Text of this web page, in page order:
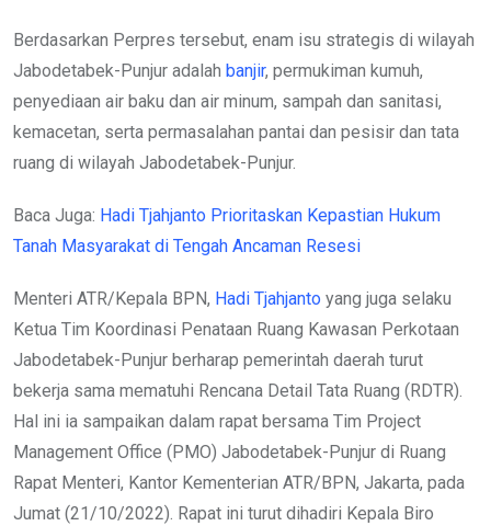
Berdasarkan Perpres tersebut, enam isu strategis di wilayah
Jabodetabek-Punjur adalah banjir, permukiman kumuh,
penyediaan air baku dan air minum, sampah dan sanitasi,
kemacetan, serta permasalahan pantai dan pesisir dan tata
ruang di wilayah Jabodetabek-Punjur.
Baca Juga: Hadi Tjahjanto Prioritaskan Kepastian Hukum
Tanah Masyarakat di Tengah Ancaman Resesi
Menteri ATR/Kepala BPN, Hadi Tjahjanto yang juga selaku
Ketua Tim Koordinasi Penataan Ruang Kawasan Perkotaan
Jabodetabek-Punjur berharap pemerintah daerah turut
bekerja sama mematuhi Rencana Detail Tata Ruang (RDTR).
Hal ini ia sampaikan dalam rapat bersama Tim Project
Management Office (PMO) Jabodetabek-Punjur di Ruang
Rapat Menteri, Kantor Kementerian ATR/BPN, Jakarta, pada
Jumat (21/10/2022). Rapat ini turut dihadiri Kepala Biro